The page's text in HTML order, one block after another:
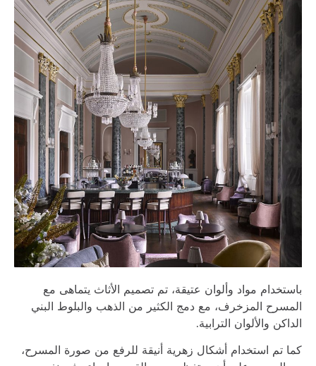
باستخدام مواد وألوان عتيقة، تم تصميم الأثاث يتماهى مع
المسرح المزخرف، مع دمج الكثير من الذهب والبلوط البني
الداكن والألوان الترابية.
كما تم استخدام أشكال زهرية أنيقة للرفع من صورة المسرح،